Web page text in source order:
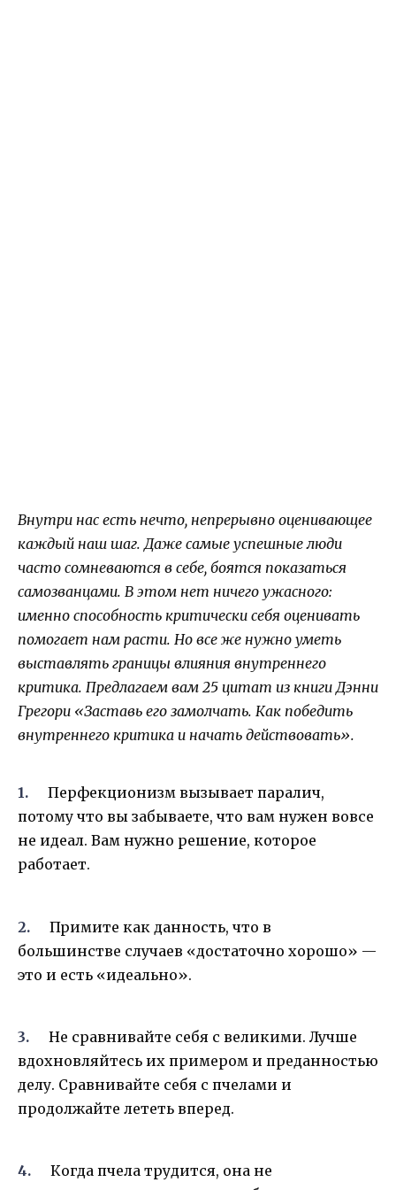
Внутри нас есть нечто, непрерывно оценивающее
каждый наш шаг. Даже самые успешные люди
часто сомневаются в себе, боятся показаться
самозванцами. В этом нет ничего ужасного:
именно способность критически себя оценивать
помогает нам расти. Но все же нужно уметь
выставлять границы влияния внутреннего
критика. Предлагаем вам 25 цитат из книги Дэнни
Грегори «Заставь его замолчать. Как победить
внутреннего критика и начать действовать».
Перфекционизм вызывает паралич,
потому что вы забываете, что вам нужен вовсе
не идеал. Вам нужно решение, которое
работает.
Примите как данность, что в
большинстве случаев «достаточно хорошо» —
это и есть «идеально».
Не сравнивайте себя с великими. Лучше
вдохновляйтесь их примером и преданностью
делу. Сравнивайте себя с пчелами и
продолжайте лететь вперед.
Когда пчела трудится, она не